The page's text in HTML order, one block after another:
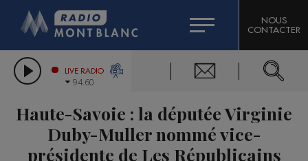
LES CHRONIQUES DE L'EXPERT
CITIZEN MACHINERY
GRAND MASSIF DOMAINES SKIABLES
BIGARD
COMPAGNIE DU MONT-BLANC
NOUS
CONTACTER
LIVE RADIO
94.60
Haute-Savoie : la députée Virginie
Duby-Muller nommé vice-
présidente de Les Républicains